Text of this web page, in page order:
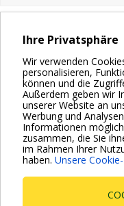
Ihre Privatsphäre
Wir verwenden
personalisieren,
können und die
Außerdem geben wir
unserer Website an
Werbung und
Informationen
zusammen, die Sie
im Rahmen Ihrer
haben. Unsere